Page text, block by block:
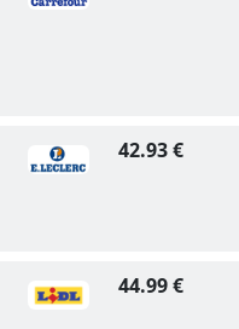
42.93 €
44.99 €